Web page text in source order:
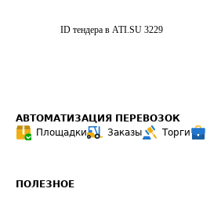
ID тендера в ATI.SU 3229
АВТОМАТИЗАЦИЯ ПЕРЕВОЗОК
Площадки
Заказы Торги
ПОЛЕЗНОЕ